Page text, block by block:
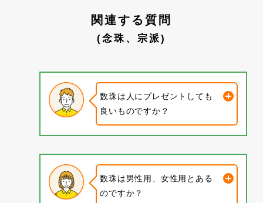
関連する質問
(念珠、宗派)
数珠は人にプレゼントしても
良いものですか？
数珠は男性用、女性用とある
のですか？